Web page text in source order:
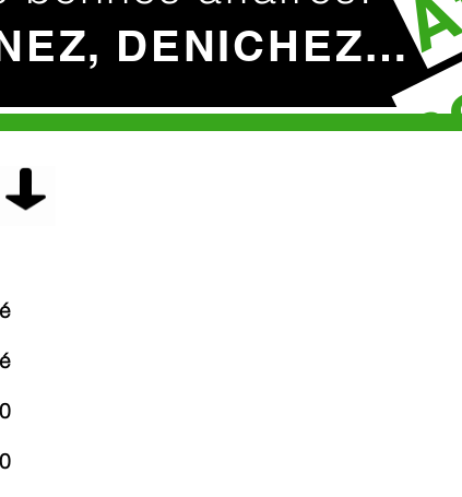
DENICHEZ…